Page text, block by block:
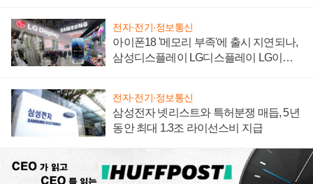
전자·전기·정보통신
아이폰18 '메모리 부족'에 출시 지연되나,
삼성디스플레이 LG디스플레이 LG이노
전자·전기·정보통신
삼성전자 넷리스트와 특허분쟁 매듭, 5년
동안 최대 1.3조 라이선스비 지급